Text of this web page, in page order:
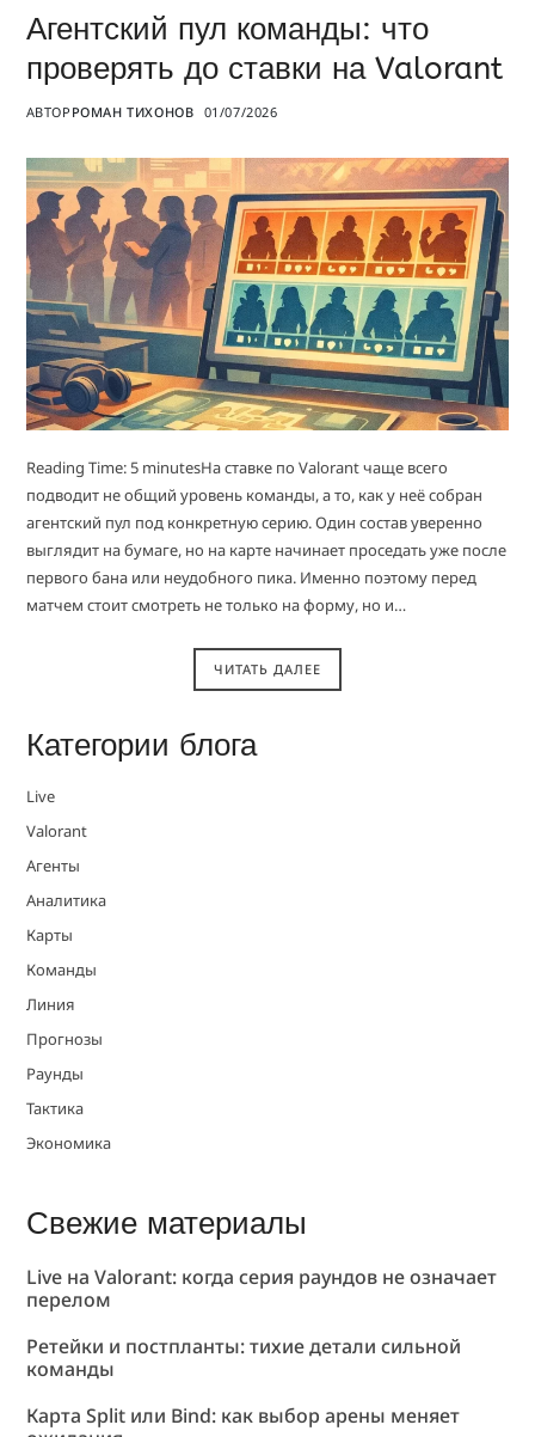
Агентский пул команды: что
проверять до ставки на Valorant
АВТОР РОМАН ТИХОНОВ 01/07/2026
Reading Time: 5 minutesНа ставке по Valorant чаще всего
подводит не общий уровень команды, а то, как у неё собран
агентский пул под конкретную серию. Один состав уверенно
выглядит на бумаге, но на карте начинает проседать уже после
первого бана или неудобного пика. Именно поэтому перед
матчем стоит смотреть не только на форму, но и…
ЧИТАТЬ ДАЛЕЕ
Категории блога
Live
Valorant
Агенты
Аналитика
Карты
Команды
Линия
Прогнозы
Раунды
Тактика
Экономика
Свежие материалы
Live на Valorant: когда серия раундов не означает
перелом
Ретейки и постпланты: тихие детали сильной
команды
Карта Split или Bind: как выбор арены меняет